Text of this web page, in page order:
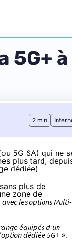
5G+
2 min
5G SA) qui ne
plus tard,
dédiée).
plus de
zone de
les options Multi-
équipés d’un
dédiée 5G+ ».